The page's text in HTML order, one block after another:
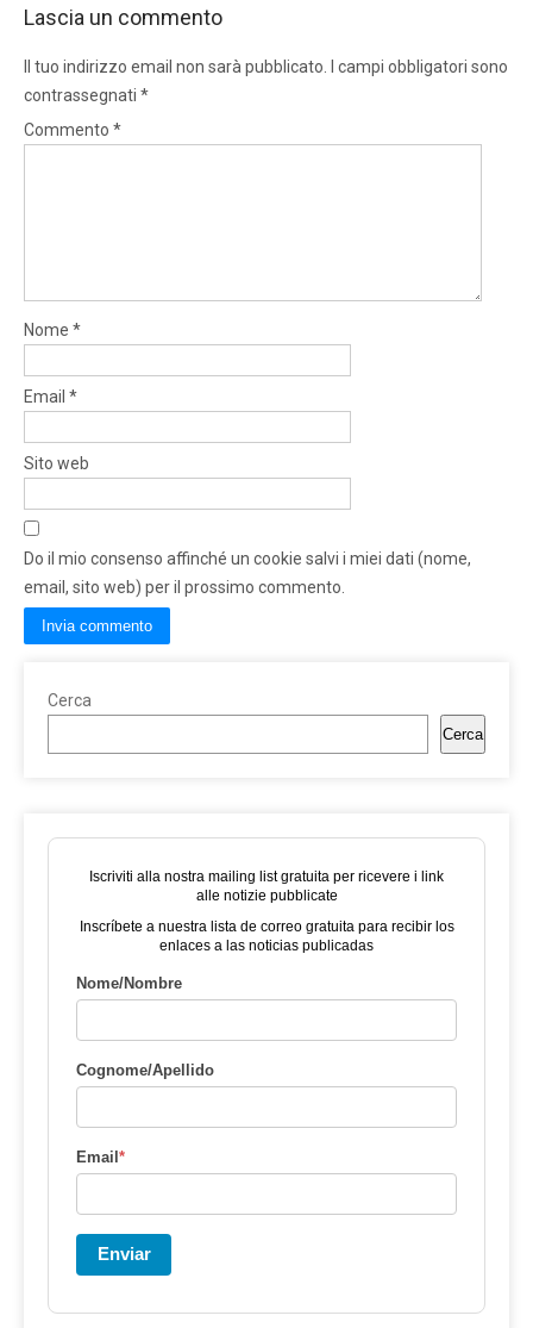
Lascia un commento
Il tuo indirizzo email non sarà pubblicato.
I campi obbligatori sono
contrassegnati *
Commento *
Nome *
Email *
Sito web
Do il mio consenso affinché un cookie salvi i miei dati (nome,
email, sito web) per il prossimo commento.
Cerca
Cerca
Iscriviti alla nostra mailing list gratuita per ricevere i link
alle notizie pubblicate
Inscríbete a nuestra lista de correo gratuita para recibir los
enlaces a las noticias publicadas
Nome/Nombre
Cognome/Apellido
Email*
Enviar